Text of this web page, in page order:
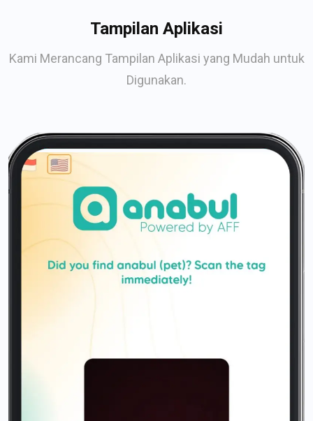
Tampilan Aplikasi
Kami Merancang Tampilan Aplikasi yang Mudah untuk
Digunakan.